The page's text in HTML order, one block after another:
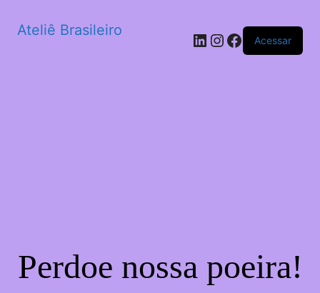
Ateliê Brasileiro LinkedIn
Instagram
Facebook
Acessar
Perdoe nossa poeira!